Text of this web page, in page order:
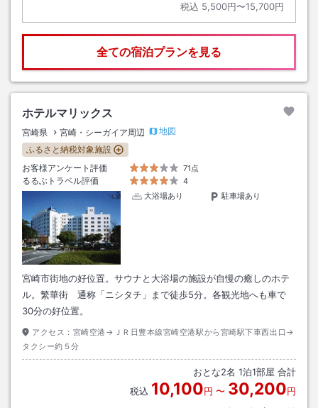
税込 5,500円〜15,700円
全ての宿泊プランを見る
ホテルマリックス
宮崎県 宮崎・シーガイア周辺
地図
ふるさと納税対象施設
お客様アンケート評価
71点
るるぶトラベル評価
4
大浴場あり
駐車場あり
宮崎市街地の好位置。サウナと大浴場の施設が自慢の癒しのホテ
ル。繁華街 通称「ニシタチ」まで徒歩5分。各観光地へも車で
30分の好位置。
アクセス： 宮崎空港→ＪＲ日豊本線宮崎空港駅から宮崎駅下車西出口→
タクシー約５分
おとな2名 1泊1部屋 合計
税込 10,100円 〜 30,200円